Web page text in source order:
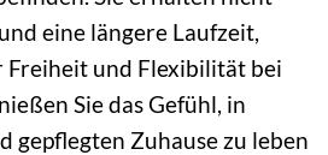
eine längere Laufzeit,
Freiheit und Flexibilität bei
Sie das Gefühl, in
gepflegten Zuhause zu leben